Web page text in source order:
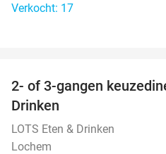
Verkocht: 17
2- of 3-gangen
Drinken
LOTS Eten & Drinken
Lochem